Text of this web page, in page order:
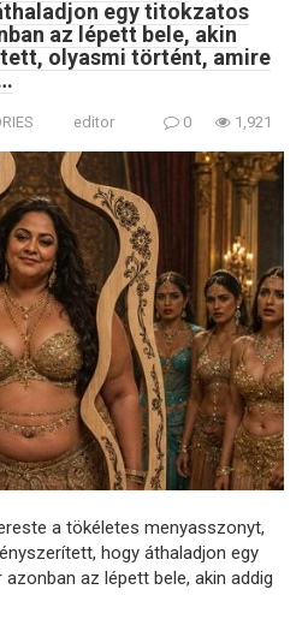
egy titokzatos
az lépett bele, akin
olyasmi történt, amire
editor 0 1,921
a tökéletes menyasszonyt,
hogy áthaladjon egy
az lépett bele, akin addig